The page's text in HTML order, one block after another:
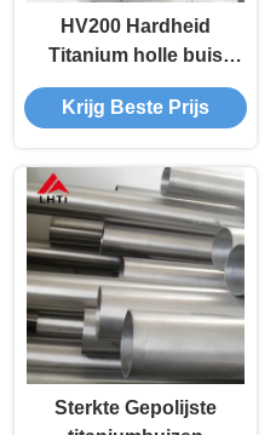
HV200 Hardheid
Titanium holle buis
gepolijst 2 mm buis met
goede lasbaarheid
Krijg Beste Prijs
Sterkte Gepolijste